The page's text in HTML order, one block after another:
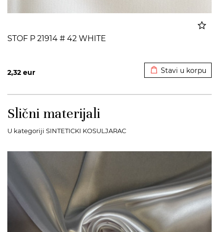
STOF P 21914 # 42 WHITE
2,32 eur Stavi u korpu
Slični materijali
U kategoriji SINTETICKI KOSULJARAC